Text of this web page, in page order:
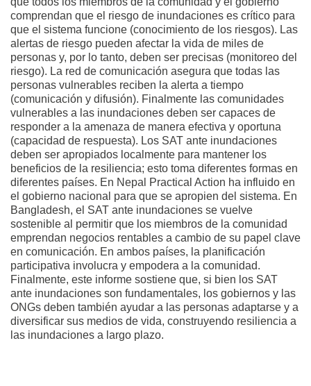
comprendan que el riesgo de inundaciones es crítico para
que el sistema funcione (conocimiento de los riesgos). Las
alertas de riesgo pueden afectar la vida de miles de
personas y, por lo tanto, deben ser precisas (monitoreo del
riesgo). La red de comunicación asegura que todas las
personas vulnerables reciben la alerta a tiempo
(comunicación y difusión). Finalmente las comunidades
vulnerables a las inundaciones deben ser capaces de
responder a la amenaza de manera efectiva y oportuna
(capacidad de respuesta). Los SAT ante inundaciones
deben ser apropiados localmente para mantener los
beneficios de la resiliencia; esto toma diferentes formas en
diferentes países. En Nepal Practical Action ha influido en
el gobierno nacional para que se apropien del sistema. En
Bangladesh, el SAT ante inundaciones se vuelve
sostenible al permitir que los miembros de la comunidad
emprendan negocios rentables a cambio de su papel clave
en comunicación. En ambos países, la planificación
participativa involucra y empodera a la comunidad.
Finalmente, este informe sostiene que, si bien los SAT
ante inundaciones son fundamentales, los gobiernos y las
ONGs deben también ayudar a las personas adaptarse y a
diversificar sus medios de vida, construyendo resiliencia a
las inundaciones a largo plazo.